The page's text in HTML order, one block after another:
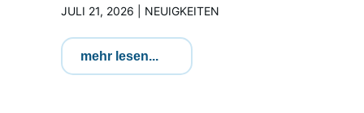
JULI 21, 2026 NEUIGKEITEN
mehr lesen...